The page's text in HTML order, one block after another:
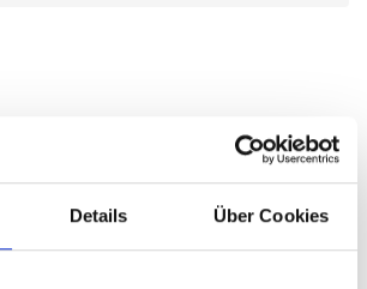
Details Über Cookies
UND EXPERTEN
IM VEREIN UND EXPERTEN IN